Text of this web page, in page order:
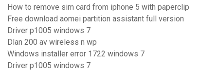
How to remove sim card from iphone 5 with paperclip
Free download aomei partition assistant full version
Driver p1005 windows 7
Dlan 200 av wireless n wp
Windows installer error 1722 windows 7
Driver p1005 windows 7